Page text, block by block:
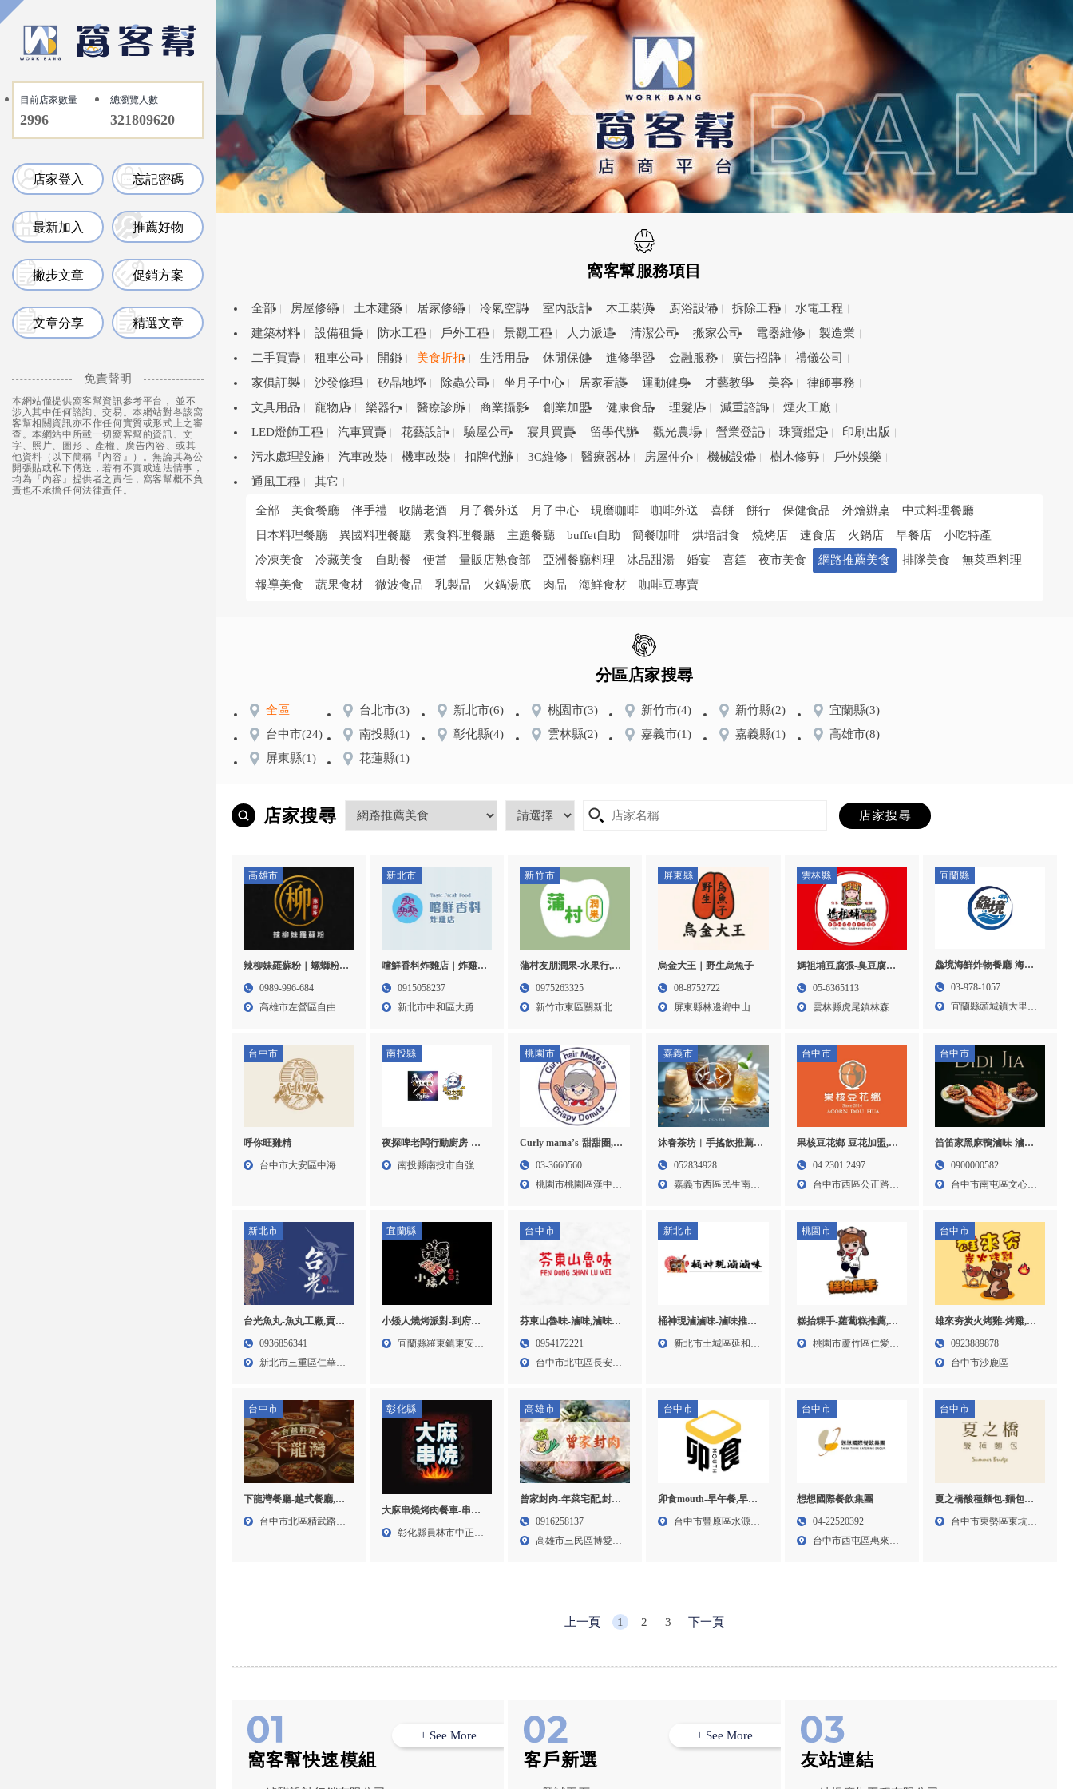
目前店家數量
2996
總瀏覽人數
321809620
店家登入 忘記密碼
最新加入 推薦好物
撇步文章 促銷方案
文章分享 精選文章
免責聲明
本網站僅提供窩客幫資訊參考平台， 並不
涉入其中任何諮詢、交易。本網站對各該窩
客幫相關資訊亦不作任何實質或形式上之審
查。本網站中所載一切窩客幫的資訊、文
字、照片、圖形 、產權、廣告內容、或其
他資料（以下簡稱『內容』）。無論其為公
開張貼或私下傳送，若有不實或違法情事，
均為『內容』提供者之責任，窩客幫概不負
責也不承擔任何法律責任。
窩客幫服務項目
全部 房屋修繕 土木建築 居家修繕 冷氣空調 室內設計 木工裝潢 廚浴設備 拆除工程
水電工程
建築材料
設備租賃 防水工程 戶外工程 景觀工程 人力派遣 清潔公司 搬家公司 電器維修
製造業
二手買賣
租車公司 開鎖 美食折扣 生活用品 休閒保健 進修學習 金融服務 廣告招牌
禮儀公司
家俱訂製
沙發修理 矽晶地坪 除蟲公司 坐月子中心 居家看護 運動健身 才藝教學 美容
律師事務
文具用品
寵物店 樂器行 醫療診所 商業攝影 創業加盟 健康食品 理髮店 減重諮詢
煙火工廠
LED燈飾工程
汽車買賣 花藝設計 驗屋公司 寢具買賣 留學代辦 觀光農場 營業登記 珠寶鑑定
印刷出版
污水處理設施
汽車改裝 機車改裝 扣牌代辦 3C維修 醫療器材 房屋仲介 機械設備 樹木修剪
戶外娛樂
通風工程
其它
全部 美食餐廳 伴手禮 收購老酒 月子餐外送 月子中心 現磨咖啡 咖啡外送 喜餅 餅行 保健食品 外燴辦桌
中式料理餐廳
日本料理餐廳
異國料理餐廳 素食料理餐廳 主題餐廳 buffet自助 簡餐咖啡 烘培甜食 燒烤店 速食店 火鍋店 早餐店
小吃特產
冷凍美食
冷藏美食 自助餐 便當 量販店熟食部 亞洲餐廳料理 冰品甜湯 婚宴 喜筳 夜市美食 網路推薦美食 排隊美食
無菜單料理
報導美食
蔬果食材 微波食品 乳製品 火鍋湯底 肉品 海鮮食材 咖啡豆專賣
分區店家搜尋
全區 台北市(3) 新北市(6) 桃園市(3) 新竹市(4) 新竹縣(2) 宜蘭縣(3)
台中市(24) 南投縣(1) 彰化縣(4) 雲林縣(2) 嘉義市(1) 嘉義縣(1) 高雄市(8)
屏東縣(1) 花蓮縣(1)
店家搜尋
高雄市
辣柳妹羅蘇粉｜螺螄粉,
高雄螺螄粉,三民區螺螄
0989-996-684
高雄市左營區自由三
新北市
嚐鮮香料炸雞店｜炸雞店
加盟,雞排店加盟,台北炸
盟
0915058237
新北市中和區大勇街
新竹市
蒲村友朋潤果-水果行,水
果禮盒,水果禮盒宅配,企
新竹水果禮盒宅配,竹北
0975263325
新竹市東區關新北路
屏東縣
烏金大王｜野生烏魚子
08-8752722
屏東縣林邊鄉中山路
雲林縣
媽祖埔豆腐張-臭豆腐推
薦,臭豆腐加盟,雲林臭豆
05-6365113
雲林縣虎尾鎮林森路
宜蘭縣
鱻境海鮮炸物餐廳-海鮮
餐廳,宜蘭海鮮餐廳,頭城
03-978-1057
宜蘭縣頭城鎮大里里
台中市
呼你旺雞精
台中市大安區中海路
南投縣
夜探啤老闆行動廚房-烤
肉餐車,烤肉外燴,南投烤
南投縣南投市自強路
桃園市
Curly mama’s-甜甜圈,脆
皮甜甜圈,台中甜甜圈,北
03-3660560
桃園市桃園區漢中路
嘉義市
沐春茶坊︱手搖飲推薦,
嘉義手搖飲,奶蓋茶推薦,
052834928
嘉義市西區民生南路
台中市
果核豆花鄉-豆花加盟,豆
花店推薦,台中豆花加盟,
04 2301 2497
台中市西區公正路
台中市
笛笛家黑麻鴨滷味-滷味,
滷味宅配,台中滷味宅配,
0900000582
台中市南屯區文心路
新北市
台光魚丸-魚丸工廠,貢丸
工廠,台北魚丸工廠,三重
0936856341
新北市三重區仁華街
宜蘭縣
小矮人燒烤派對-到府烤
肉,烤肉餐車,宜蘭到府烤
宜蘭縣羅東鎮東安里
台中市
芬東山魯味-滷味,滷味推
薦,台中滷味推薦,北屯區
0954172221
台中市北屯區長安路
新北市
桶神現滷滷味-滷味推薦,
滷味加盟,台北滷味推薦,
新北市土城區延和路
桃園市
糕抬粿手-蘿蔔糕推薦,蘿
蔔糕團購,蘿蔔糕批發,桃
桃園市蘆竹區仁愛路
台中市
雄來夯炭火烤雞-烤雞,烤
雞推薦,桶仔雞,桶仔雞推
薦
0923889878
台中市沙鹿區
台中市
下龍灣餐廳-越式餐廳,包
場餐廳推薦,台中越式餐
台中市北區精武路
彰化縣
大麻串燒烤肉餐車-串燒
餐車,烤肉餐車,彰化串燒
彰化縣員林市中正路
高雄市
曾家封肉-年菜宅配,封肉
批發,高雄年菜宅配,高雄
0916258137
高雄市三民區博愛一
台中市
卯食mouth-早午餐,早午
餐加盟,台中早午餐,台中
台中市豐原區水源路
台中市
想想國際餐飲集團
04-22520392
台中市西屯區惠來里
台中市
夏之橋酸種麵包-麵包店,
酸種麵包買賣,台中麵包
台中市東勢區東坑路
上一頁 1 2 3 下一頁
窩客幫快速模組
+ See More
客戶新選
+ See More
友站連結